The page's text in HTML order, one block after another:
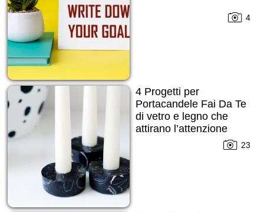
4
4 Progetti per
Portacandele Fai Da Te
di vetro e legno che
attirano l’attenzione
23